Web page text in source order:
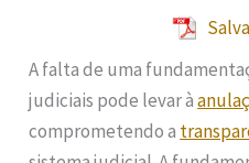
A falta de uma
judiciais pode levar à
comprometendo a